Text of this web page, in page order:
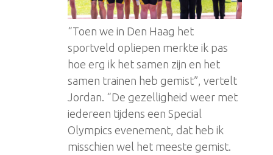
“Toen we in Den Haag het
sportveld opliepen merkte ik pas
hoe erg ik het samen zijn en het
samen trainen heb gemist”, vertelt
Jordan. “De gezelligheid weer met
iedereen tijdens een Special
Olympics evenement, dat heb ik
misschien wel het meeste gemist.